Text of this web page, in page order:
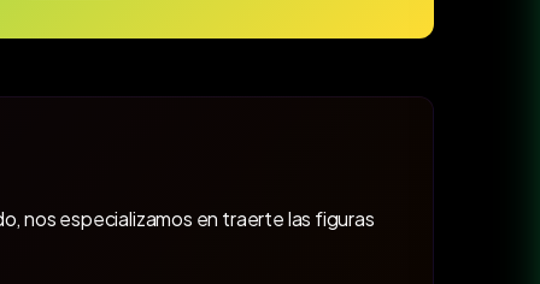
nos especializamos en traerte las figuras